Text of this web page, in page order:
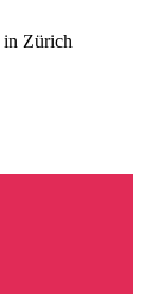
in Zürich